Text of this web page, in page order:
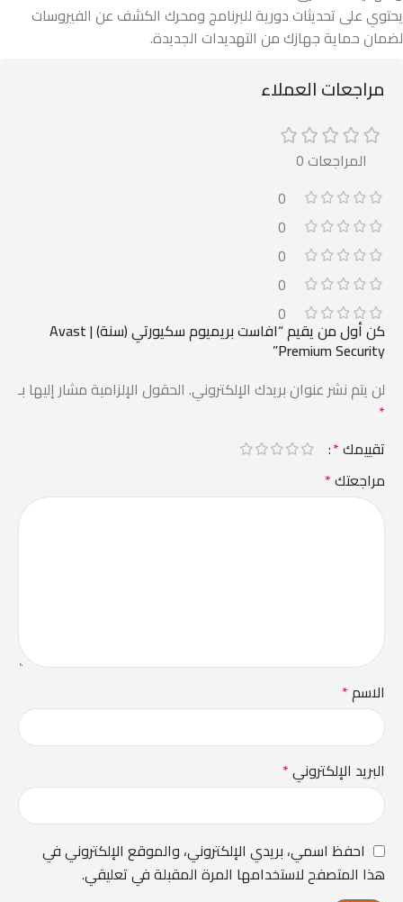
يحتوي على تحديثات دورية للبرنامج ومحرك الكشف عن الفيروسات
لضمان حماية جهازك من التهديدات الجديدة.
مراجعات العملاء
المراجعات 0
0
0
0
0
0
كن أول من يقيم “افاست بريميوم سكيورتي (سنة) | Avast
Premium Security”
لن يتم نشر عنوان بريدك الإلكتروني. الحقول الإلزامية مشار إليها بـ
*
تقييمك*
مراجعتك*
الاسم*
البريد الإلكتروني*
احفظ اسمي، بريدي الإلكتروني، والموقع الإلكتروني في
هذا المتصفح لاستخدامها المرة المقبلة في تعليقي.